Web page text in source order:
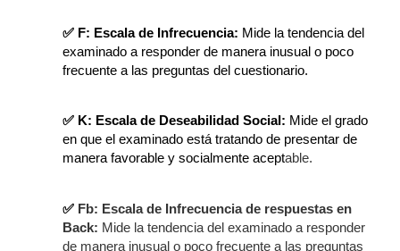
✅ F: Escala de Infrecuencia: Mide la tendencia del
examinado a responder de manera inusual o poco
frecuente a las preguntas del cuestionario.
✅ K: Escala de Deseabilidad Social: Mide el grado
en que el examinado está tratando de presentar de
manera favorable y socialmente aceptable.
✅ Fb: Escala de Infrecuencia de respuestas en
Back: Mide la tendencia del examinado a responder
de manera inusual o poco frecuente a las preguntas